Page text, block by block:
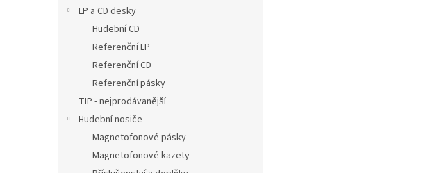
LP a CD desky
Hudební CD
Referenční LP
Referenční CD
Referenční pásky
TIP - nejprodávanější
Hudební nosiče
Magnetofonové pásky
Magnetofonové kazety